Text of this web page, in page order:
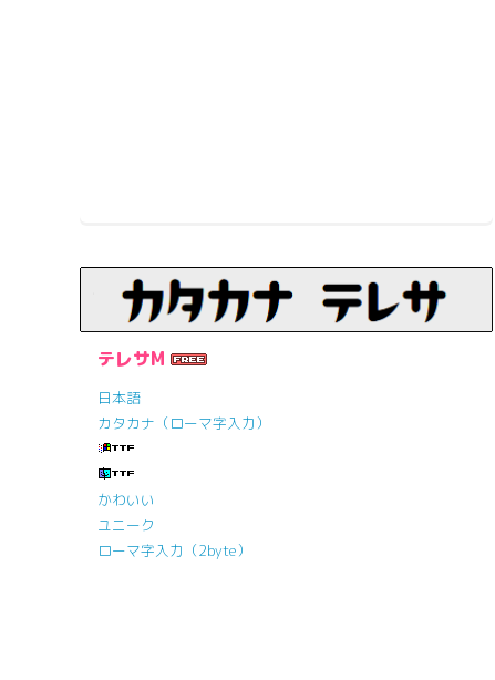
テレサM
日本語
カタカナ（ローマ字入力）
かわいい
ユニーク
ローマ字入力（2byte）